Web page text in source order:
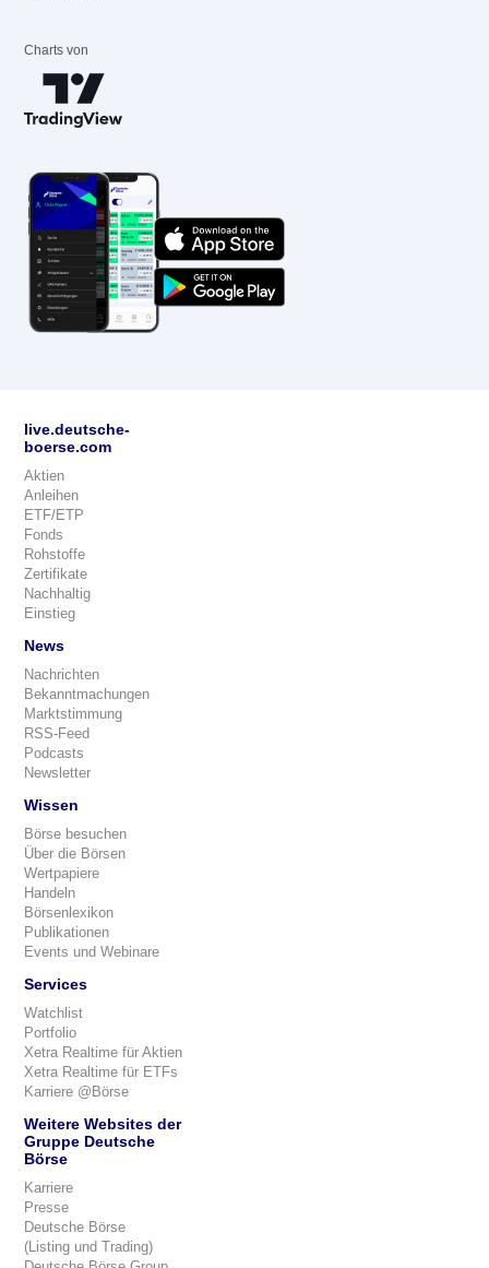
Charts von
live.deutsche-
boerse.com
Aktien
Anleihen
ETF/ETP
Fonds
Rohstoffe
Zertifikate
Nachhaltig
Einstieg
News
Nachrichten
Bekanntmachungen
Marktstimmung
RSS-Feed
Podcasts
Newsletter
Wissen
Börse besuchen
Über die Börsen
Wertpapiere
Handeln
Börsenlexikon
Publikationen
Events und Webinare
Services
Watchlist
Portfolio
Xetra Realtime für Aktien
Xetra Realtime für ETFs
Karriere @Börse
Weitere Websites der
Gruppe Deutsche
Börse
Karriere
Presse
Deutsche Börse
(Listing und Trading)